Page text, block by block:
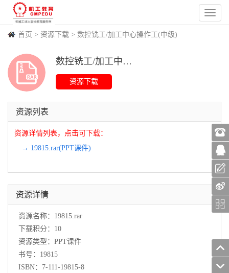
首页 > 资源下载 > 数控铣工/加工中心操作工(中级)
数控铣工/加工中心操作工(中级) PPT课件
资源列表
资源详情列表，点击可下载：
→ 19815.rar(PPT课件)
资源详情
资源名称：19815.rar
下载积分：10
资源类型：PPT课件
书号：19815
ISBN：7-111-19815-8